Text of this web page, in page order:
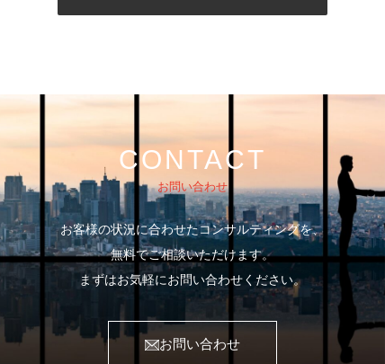
CONTACT
お問い合わせ
お客様の状況に合わせたコンサルティングを、
無料でご相談いただけます。
まずはお気軽にお問い合わせください。
お問い合わせ